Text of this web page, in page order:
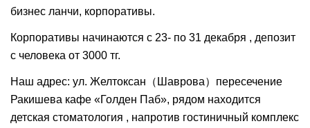
бизнес ланчи, корпоративы.
Корпоративы начинаются с 23- по 31 декабря , депозит
с человека от 3000 тг.
Наш адрес: ул. Желтоксан（Шаврова）пересечение
Ракишева кафе «Голден Паб», рядом находится
детская стоматология , напротив гостиничный комплекс